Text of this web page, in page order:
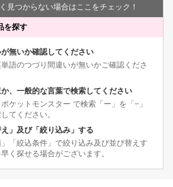
見つからない場合はここをチェック！
を探す
無いか確認してください
語のつづり間違いが無いかご確認くださ
、一般的な言葉で検索してください
ットモンスター で検索「ー」を「−」
てください。
」及び「絞り込み」する
「絞込条件」で絞り込み及び並び替えす
く探せる場合がございます。